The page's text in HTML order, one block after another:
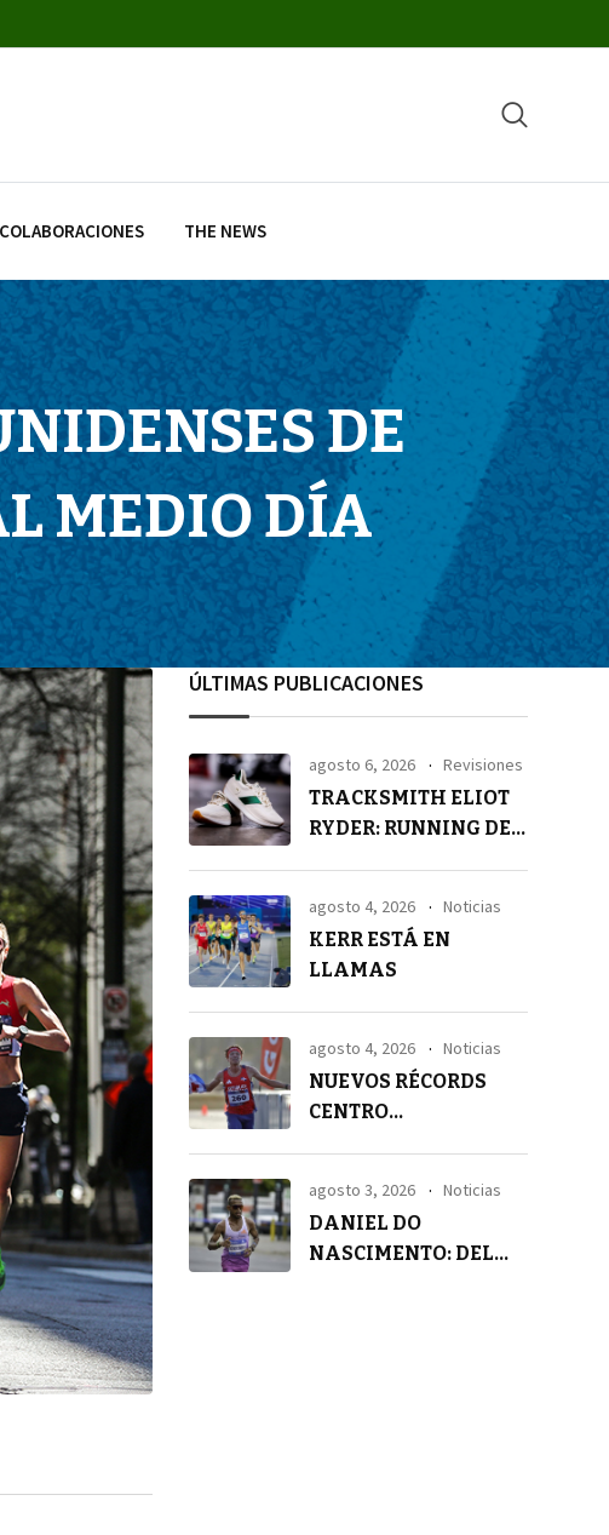
COLABORACIONES THE NEWS
DE
MEDIO DÍA
ÚLTIMAS PUBLICACIONES
agosto 6, 2026 Revisiones
TRACKSMITH ELIOT
RYDER: RUNNING DE
agosto 4, 2026 Noticias
KERR ESTÁ EN
LLAMAS
agosto 4, 2026 Noticias
NUEVOS RÉCORDS
CENTRO
agosto 3, 2026 Noticias
DANIEL DO
NASCIMENTO: DEL